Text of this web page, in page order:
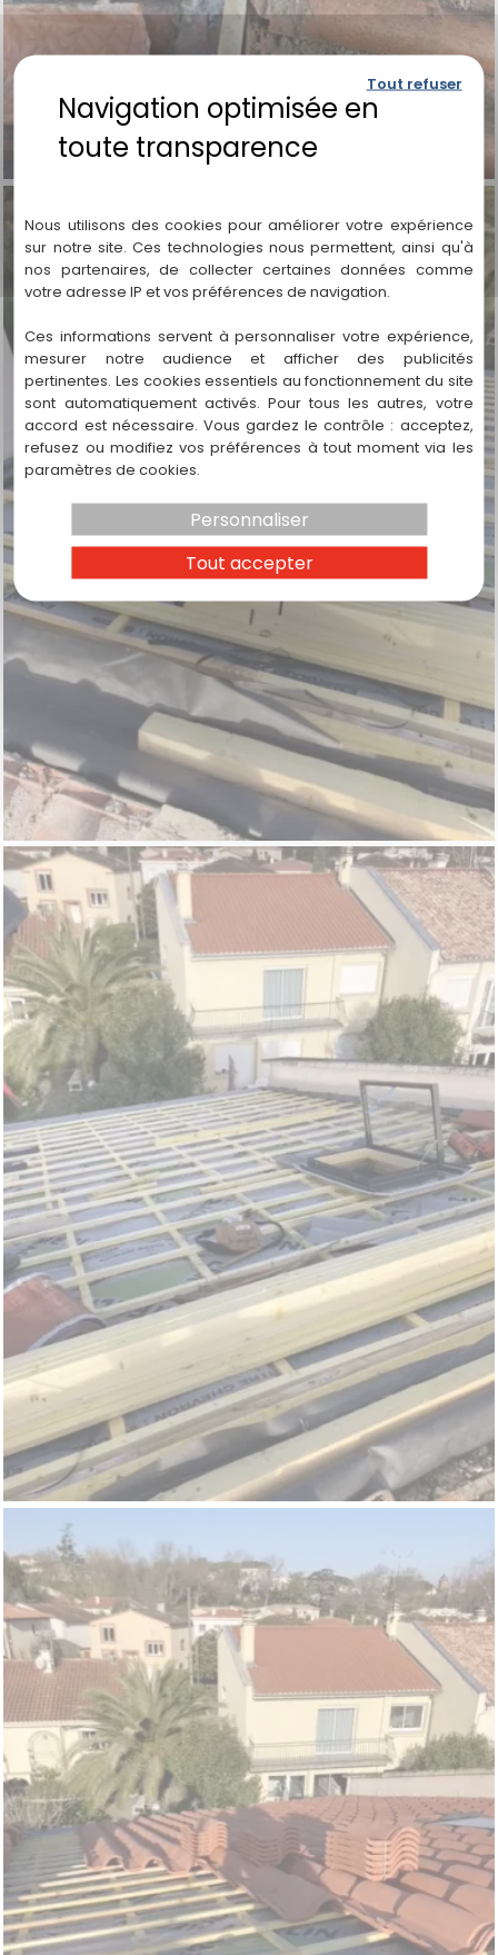
Nous utilisons des cookies pour améliorer votre expérience
sur notre site. Ces technologies nous permettent, ainsi qu'à
nos partenaires, de collecter certaines données comme
votre adresse IP et vos préférences de navigation.
Ces informations servent à personnaliser votre expérience,
mesurer notre audience et afficher des publicités
pertinentes. Les cookies essentiels au fonctionnement du site
sont automatiquement activés. Pour tous les autres, votre
accord est nécessaire. Vous gardez le contrôle : acceptez,
refusez ou modifiez vos préférences à tout moment via les
paramètres de cookies.
Tout accepter
Tout refuser
Personnaliser